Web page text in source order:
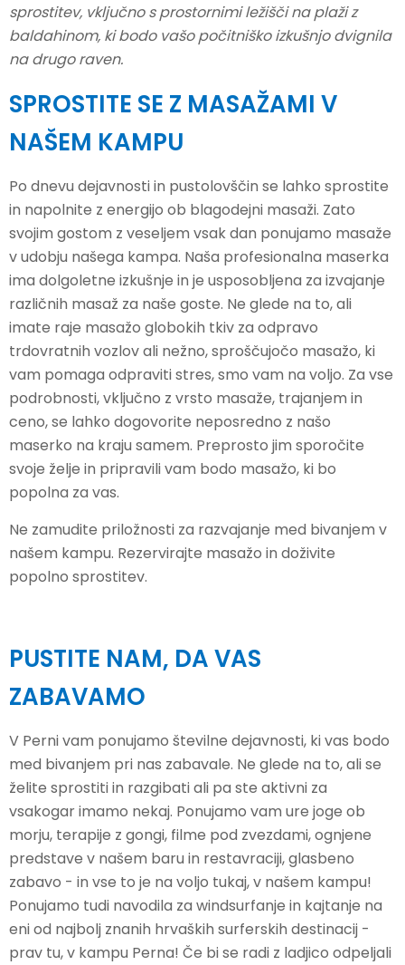
sprostitev, vključno s prostornimi ležišči na plaži z
baldahinom, ki bodo vašo počitniško izkušnjo dvignila
na drugo raven.
SPROSTITE SE Z MASAŽAMI V
NAŠEM KAMPU
Po dnevu dejavnosti in pustolovščin se lahko sprostite
in napolnite z energijo ob blagodejni masaži. Zato
svojim gostom z veseljem vsak dan ponujamo masaže
v udobju našega kampa. Naša profesionalna maserka
ima dolgoletne izkušnje in je usposobljena za izvajanje
različnih masaž za naše goste. Ne glede na to, ali
imate raje masažo globokih tkiv za odpravo
trdovratnih vozlov ali nežno, sproščujočo masažo, ki
vam pomaga odpraviti stres, smo vam na voljo. Za vse
podrobnosti, vključno z vrsto masaže, trajanjem in
ceno, se lahko dogovorite neposredno z našo
maserko na kraju samem. Preprosto jim sporočite
svoje želje in pripravili vam bodo masažo, ki bo
popolna za vas.
Ne zamudite priložnosti za razvajanje med bivanjem v
našem kampu. Rezervirajte masažo in doživite
popolno sprostitev.
PUSTITE NAM, DA VAS
ZABAVAMO
V Perni vam ponujamo številne dejavnosti, ki vas bodo
med bivanjem pri nas zabavale. Ne glede na to, ali se
želite sprostiti in razgibati ali pa ste aktivni za
vsakogar imamo nekaj. Ponujamo vam ure joge ob
morju, terapije z gongi, filme pod zvezdami, ognjene
predstave v našem baru in restavraciji, glasbeno
zabavo - in vse to je na voljo tukaj, v našem kampu!
Ponujamo tudi navodila za windsurfanje in kajtanje na
eni od najbolj znanih hrvaških surferskih destinacij -
prav tu, v kampu Perna! Če bi se radi z ladjico odpeljali